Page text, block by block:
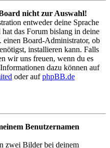
nicht zur Auswahl!
entweder deine Sprache
das Forum bislang in deine
einen Board-Administrator, ob
installieren kann. Falls
wir uns freuen, wenn du es
dazu können auf
oder aufphpBB.de
Benutzernamen
zwei Bilder bei deinem